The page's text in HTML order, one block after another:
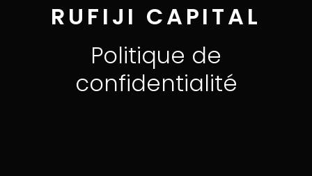
RUFIJI CAPITAL
Politique de
confidentialité